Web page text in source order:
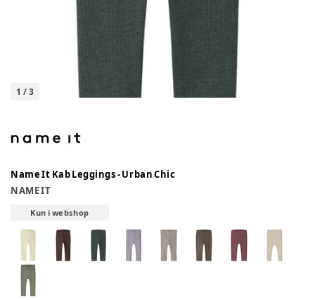
1 /3
Name It Kab Leggings - Urban Chic
NAME IT
Kun i webshop